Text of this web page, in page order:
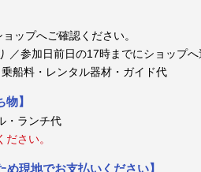
ップへご確認ください。
参加日前日の17時までにショップへ
船料・レンタル器材・ガイド代
】
・ランチ代
さい。
め現地でお支払いください】